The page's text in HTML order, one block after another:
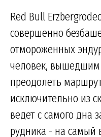
Red Bull
совершенно
отмороженных
человек, вышедшим
преодолеть
исключительно из
ведет с самого дна
рудника - на самый